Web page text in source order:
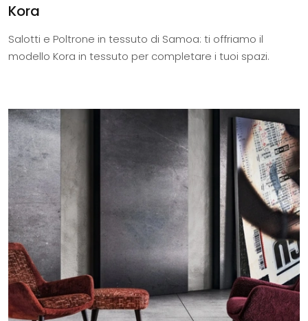
Kora
Salotti e Poltrone in tessuto di Samoa: ti offriamo il
modello Kora in tessuto per completare i tuoi spazi.